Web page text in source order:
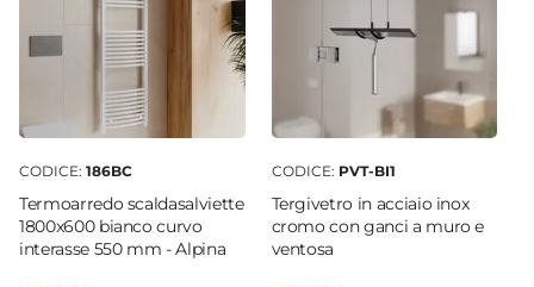
CODICE: 186BC
Termoarredo scaldasalviette
1800x600 bianco curvo
interasse 550 mm - Alpina
CODICE: PVT-BI1
Tergivetro in acciaio inox
cromo con ganci a muro e
ventosa